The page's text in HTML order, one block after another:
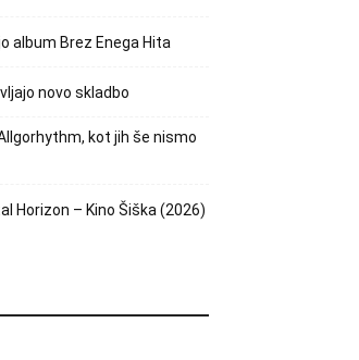
album Brez Enega Hita
novo skladbo
kot jih še nismo
Horizon – Kino Šiška (2026)